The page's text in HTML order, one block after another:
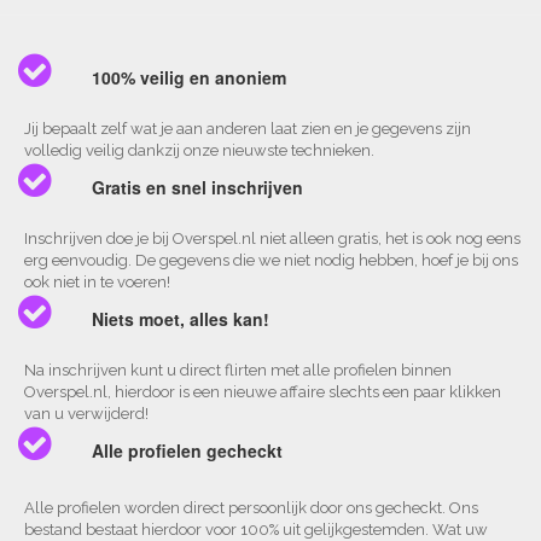
100% veilig en anoniem
Jij bepaalt zelf wat je aan anderen laat zien en je gegevens zijn
volledig veilig dankzij onze nieuwste technieken.
Gratis en snel inschrijven
Inschrijven doe je bij Overspel.nl niet alleen gratis, het is ook nog eens
erg eenvoudig. De gegevens die we niet nodig hebben, hoef je bij ons
ook niet in te voeren!
Niets moet, alles kan!
Na inschrijven kunt u direct flirten met alle profielen binnen
Overspel.nl, hierdoor is een nieuwe affaire slechts een paar klikken
van u verwijderd!
Alle profielen gecheckt
Alle profielen worden direct persoonlijk door ons gecheckt. Ons
bestand bestaat hierdoor voor 100% uit gelijkgestemden. Wat uw